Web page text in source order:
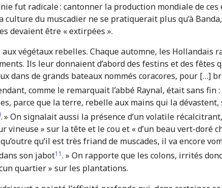
fut radicale : cantonner la production mondiale de ces
culture du muscadier ne se pratiquerait plus qu’à
devaient être « extirpées ».
végétaux rebelles. Chaque automne, les Hollandais
Ils leur donnaient d’abord des festins et des fêtes
dans de grands bateaux nommés coracores, pour […]
comme le remarquait l’abbé Raynal, était sans fin
parce que la terre, rebelle aux mains qui la dévastent,
. » On signalait aussi la présence d’un volatile
vineuse » sur la tête et le cou et « d’un beau vert-doré
qu’il est très friand de muscades, il va encore
son jabot11. » On rapporte que les colons, irrités
quartier » sur les plantations.